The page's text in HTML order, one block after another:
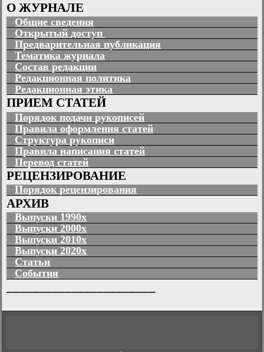
О ЖУРНАЛЕ
Общие сведения
Открытый доступ
Предварительная публикация
Тематика журнала
Состав редакции
Редакционная политика
Редакционная этика
ПРИЕМ СТАТЕЙ
Порядок подачи рукописей
Правила оформления статей
Структура рукописи
Правила написания статей
Перевод статей
РЕЦЕНЗИРОВАНИЕ
Порядок рецензирования
АРХИВ
Выпуски 1990х
Выпуски 2000х
Выпуски 2010х
Выпуски 2020х
Статьи
События